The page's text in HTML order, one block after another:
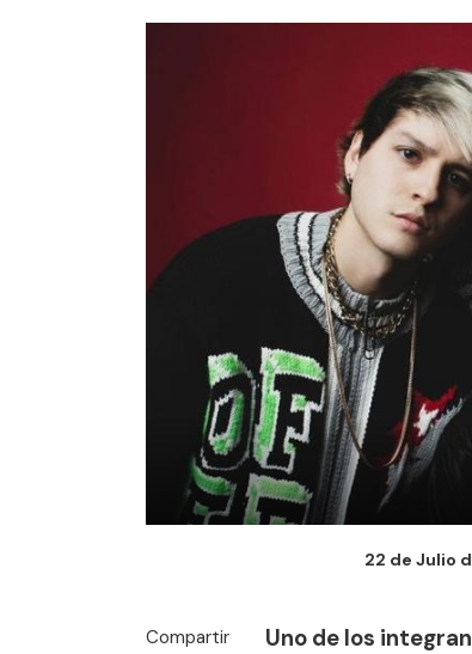
22 de Julio
Compartir Uno de los